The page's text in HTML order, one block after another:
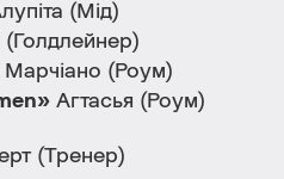
(Мід)
(Голдлейнер)
Марчіано (Роум)
Агтасья (Роум)
(Тренер)